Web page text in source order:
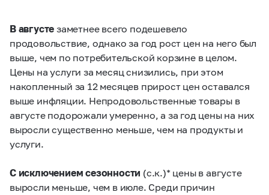
В августе заметнее всего подешевело
продовольствие, однако за год рост цен на него был
выше, чем по потребительской корзине в целом.
Цены на услуги за месяц снизились, при этом
накопленный за 12 месяцев прирост цен оставался
выше инфляции. Непродовольственные товары в
августе подорожали умеренно, а за год цены на них
выросли существенно меньше, чем на продукты и
услуги.
С исключением сезонности (с.к.)* цены в августе
выросли меньше, чем в июле. Среди причин